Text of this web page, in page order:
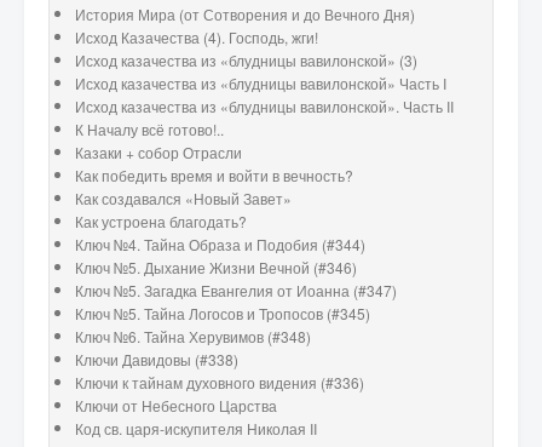
История Мира (от Сотворения и до Вечного Дня)
Исход Казачества (4). Господь, жги!
Исход казачества из «блудницы вавилонской» (3)
Исход казачества из «блудницы вавилонской» Часть I
Исход казачества из «блудницы вавилонской». Часть II
К Началу всё готово!..
Казаки + собор Отрасли
Как победить время и войти в вечность?
Как создавался «Новый Завет»
Как устроена благодать?
Ключ №4. Тайна Образа и Подобия (#344)
Ключ №5. Дыхание Жизни Вечной (#346)
Ключ №5. Загадка Евангелия от Иоанна (#347)
Ключ №5. Тайна Логосов и Тропосов (#345)
Ключ №6. Тайна Херувимов (#348)
Ключи Давидовы (#338)
Ключи к тайнам духовного видения (#336)
Ключи от Небесного Царства
Код св. царя-искупителя Николая II